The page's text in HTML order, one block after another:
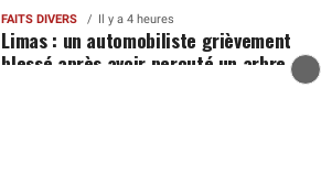
FAITS DIVERS Il y a 4 heures
Limas : un automobiliste grièvement
blessé après avoir percuté un arbre